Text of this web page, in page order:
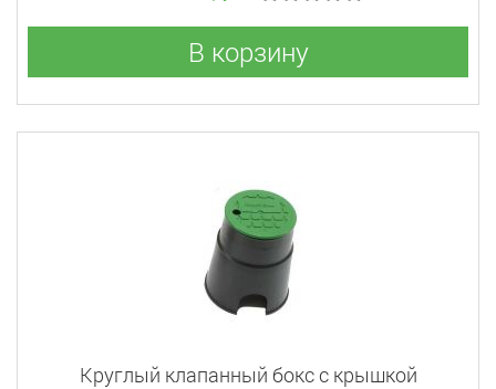
В корзину
Круглый клапанный бокс с крышкой